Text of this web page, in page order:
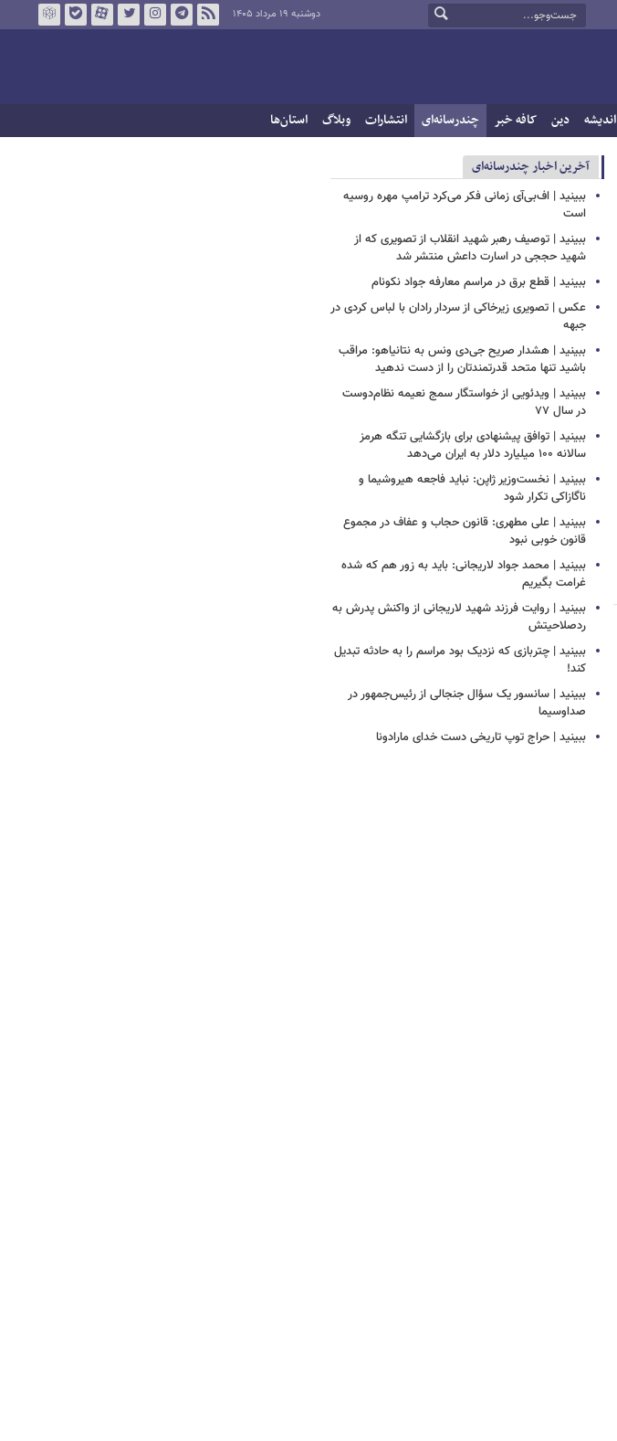
دوشنبه ۱۹ مرداد ۱۴۰۵
اندیشه دین کافه خبر چندرسانه‌ای انتشارات وبلاگ استان‌ها
آخرین اخبار چندرسانه‌ای
ببینید | اف‌بی‌آی زمانی فکر می‌کرد ترامپ مهره روسیه
است
ببینید | توصیف رهبر شهید انقلاب از تصویری که از
شهید حججی در اسارت داعش منتشر شد
ببینید | قطع برق در مراسم معارفه جواد نکونام
عکس | تصویری زیرخاکی از سردار رادان با لباس کردی در
جبهه
ببینید | هشدار صریح جی‌دی ونس به نتانیاهو: مراقب
باشید تنها متحد قدرتمندتان را از دست ندهید
ببینید | ویدئویی از خواستگار سمج نعیمه نظام‌دوست
در سال ۷۷
ببینید | توافق پیشنهادی برای بازگشایی تنگه هرمز
سالانه ۱۰۰ میلیارد دلار به ایران می‌دهد
ببینید | نخست‌وزیر ژاپن: نباید فاجعه هیروشیما و
ناگازاکی تکرار شود
ببینید | علی مطهری: قانون حجاب و عفاف در مجموع
قانون خوبی نبود
ببینید | محمد جواد لاریجانی: باید به زور هم که شده
غرامت بگیریم
ببینید | روایت فرزند شهید لاریجانی از واکنش پدرش به
ردصلاحیتش
ببینید | چتربازی که نزدیک بود مراسم را به حادثه تبدیل
کند!
ببینید | سانسور یک سؤال جنجالی از رئیس‌جمهور در
صداوسیما
ببینید | حراج توپ تاریخی دست خدای مارادونا